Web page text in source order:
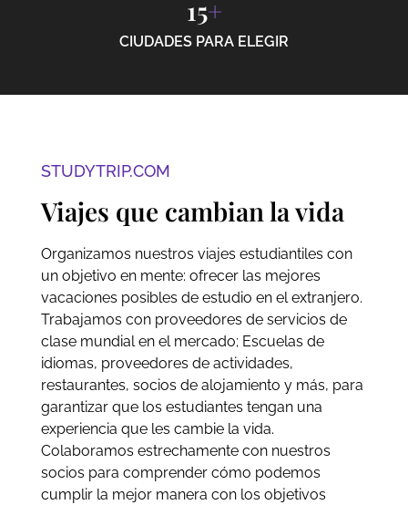
CIUDADES PARA ELEGIR
15+
STUDYTRIP.COM
Viajes que cambian la vida
Organizamos nuestros viajes estudiantiles con
un objetivo en mente: ofrecer las mejores
vacaciones posibles de estudio en el extranjero.
Trabajamos con proveedores de servicios de
clase mundial en el mercado; Escuelas de
idiomas, proveedores de actividades,
restaurantes, socios de alojamiento y más, para
garantizar que los estudiantes tengan una
experiencia que les cambie la vida.
Colaboramos estrechamente con nuestros
socios para comprender cómo podemos
cumplir la mejor manera con los objetivos